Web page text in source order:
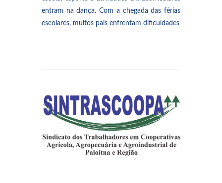
entram na dança. Com a chegada das férias
escolares, muitos pais enfrentam dificuldades